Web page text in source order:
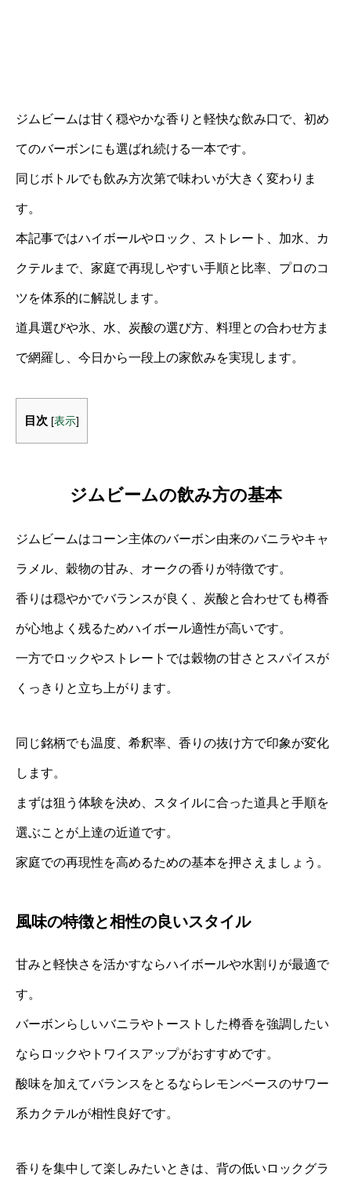
ジムビームは甘く穏やかな香りと軽快な飲み口で、初め
てのバーボンにも選ばれ続ける一本です。
同じボトルでも飲み方次第で味わいが大きく変わりま
す。
本記事ではハイボールやロック、ストレート、加水、カ
クテルまで、家庭で再現しやすい手順と比率、プロのコ
ツを体系的に解説します。
道具選びや氷、水、炭酸の選び方、料理との合わせ方ま
で網羅し、今日から一段上の家飲みを実現します。
目次 [表示]
ジムビームの飲み方の基本
ジムビームはコーン主体のバーボン由来のバニラやキャ
ラメル、穀物の甘み、オークの香りが特徴です。
香りは穏やかでバランスが良く、炭酸と合わせても樽香
が心地よく残るためハイボール適性が高いです。
一方でロックやストレートでは穀物の甘さとスパイスが
くっきりと立ち上がります。
同じ銘柄でも温度、希釈率、香りの抜け方で印象が変化
します。
まずは狙う体験を決め、スタイルに合った道具と手順を
選ぶことが上達の近道です。
家庭での再現性を高めるための基本を押さえましょう。
風味の特徴と相性の良いスタイル
甘みと軽快さを活かすならハイボールや水割りが最適で
す。
バーボンらしいバニラやトーストした樽香を強調したい
ならロックやトワイスアップがおすすめです。
酸味を加えてバランスをとるならレモンベースのサワー
系カクテルが相性良好です。
香りを集中して楽しみたいときは、背の低いロックグラ